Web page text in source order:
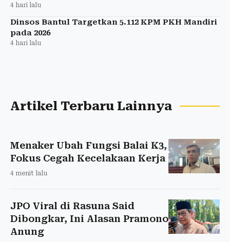
4 hari lalu
Dinsos Bantul Targetkan 5.112 KPM PKH Mandiri
pada 2026
4 hari lalu
Artikel Terbaru Lainnya
Menaker Ubah Fungsi Balai K3,
Fokus Cegah Kecelakaan Kerja
4 menit lalu
JPO Viral di Rasuna Said
Dibongkar, Ini Alasan Pramono
Anung